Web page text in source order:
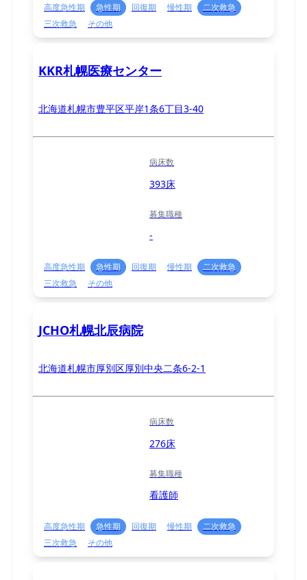
高度急性期 急性期 回復期 慢性期
二次救急
三次救急
その他
KKR札幌医療センター
北海道札幌市豊平区平岸1条6丁目3-40
病床数
393床
募集職種
-
高度急性期 急性期 回復期 慢性期
二次救急
三次救急
その他
JCHO札幌北辰病院
北海道札幌市厚別区厚別中央二条6-2-1
病床数
276床
募集職種
看護師
高度急性期 急性期 回復期 慢性期
二次救急
三次救急
その他